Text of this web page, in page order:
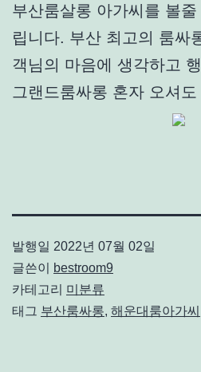
부산룸살롱 아가씨를 볼
립니다. 부산 최고의 룸싸
객님의 마음에 생각하고
그랜드룸싸롱 혼자 오셔도
발행일 2022년 07월 02일
글쓴이
bestroom9
카테고리 미분류
태그 부산룸싸롱, 해운대룸아가씨